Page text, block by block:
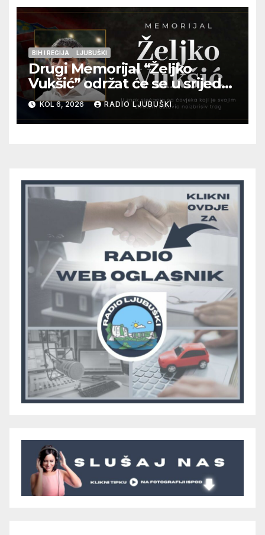
BIH I REGIJA LJUBUŠKI
Drugi Memorijal “Željko
Vukšić” održat će se u srijedu
12. kolovoza u Otoku
KOL 6, 2026 RADIO LJUBUŠKI